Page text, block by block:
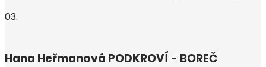
03.
Hana Heřmanová PODKROVÍ - BOREČ